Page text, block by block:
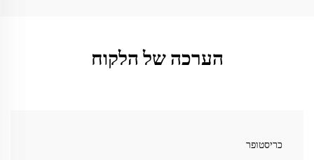
הערכה של הלקוח
כריסטופר